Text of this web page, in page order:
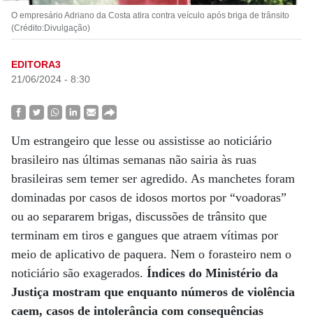
O empresário Adriano da Costa atira contra veículo após briga de trânsito
(Crédito:Divulgação)
EDITORA3
21/06/2024 - 8:30
Um estrangeiro que lesse ou assistisse ao noticiário
brasileiro nas últimas semanas não sairia às ruas
brasileiras sem temer ser agredido. As manchetes foram
dominadas por casos de idosos mortos por “voadoras”
ou ao separarem brigas, discussões de trânsito que
terminam em tiros e gangues que atraem vítimas por
meio de aplicativo de paquera. Nem o forasteiro nem o
noticiário são exagerados. Índices do Ministério da
Justiça mostram que enquanto números de violência
caem, casos de intolerância com consequências